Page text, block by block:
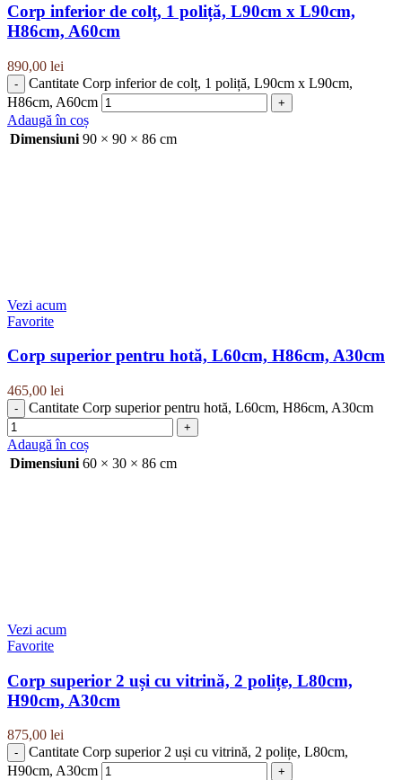
Corp inferior de colț, 1 poliță, L90cm x L90cm,
H86cm, A60cm
890,00 lei
Cantitate Corp inferior de colț, 1 poliță, L90cm x L90cm,
H86cm, A60cm
Adaugă în coș
Dimensiuni 90 × 90 × 86 cm
Vezi acum
Favorite
Corp superior pentru hotă, L60cm, H86cm, A30cm
465,00 lei
Cantitate Corp superior pentru hotă, L60cm, H86cm, A30cm
Adaugă în coș
Dimensiuni 60 × 30 × 86 cm
Vezi acum
Favorite
Corp superior 2 uși cu vitrină, 2 polițe, L80cm,
H90cm, A30cm
875,00 lei
Cantitate Corp superior 2 uși cu vitrină, 2 polițe, L80cm,
H90cm, A30cm